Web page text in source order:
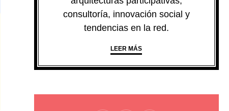
consultoría, innovación social y
tendencias en la red.
LEER MÁS